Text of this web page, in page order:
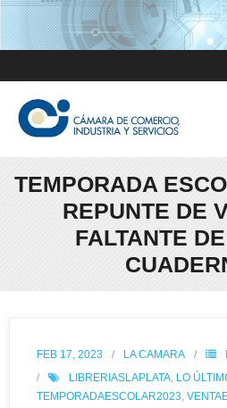
Skip
TEMPORADA
REPUNTE DE
FALTANTE
FEB 17, 2023 LA CAMARA
LIBRERIASLAPLATA, LO
TEMPORADAESCOLAR2023,